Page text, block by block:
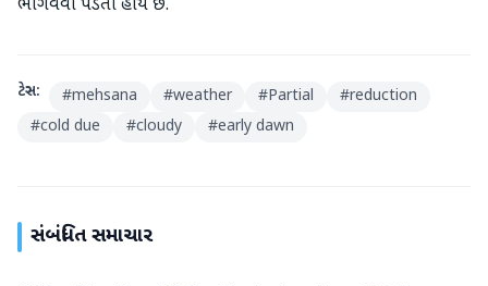
ભોગવવી પડતી હોય છે.
ટેગ્સ: #mehsana #weather #Partial #reduction
#cold due #cloudy #early dawn
સંબંધિત સમાચાર